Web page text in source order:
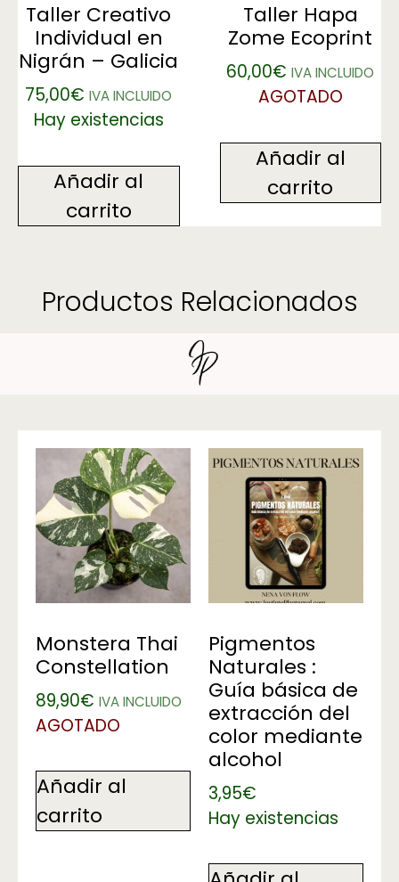
Taller Creativo
Individual en
Nigrán – Galicia
75,00€ IVA INCLUIDO
Hay existencias
Añadir al
carrito
Taller Hapa
Zome Ecoprint
60,00€ IVA INCLUIDO
AGOTADO
Añadir al
carrito
Productos Relacionados
Monstera Thai
Constellation
89,90€ IVA INCLUIDO
AGOTADO
Añadir al
carrito
Pigmentos
Naturales :
Guía básica de
extracción del
color mediante
alcohol
3,95€
Hay existencias